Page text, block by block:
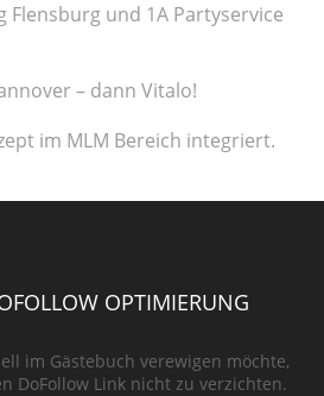
Flensburg und 1A Partyservice
– dann Vitalo!
im MLM Bereich integriert.
OPTIMIERUNG
im Gästebuch verewigen möchte,
DoFollow Link nicht zu verzichten.